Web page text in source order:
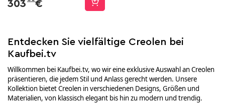
303 €
Entdecken Sie vielfältige Creolen bei
Kaufbei.tv
Willkommen bei Kaufbei.tv, wo wir eine exklusive Auswahl an Creolen
präsentieren, die jedem Stil und Anlass gerecht werden. Unsere
Kollektion bietet Creolen in verschiedenen Designs, Größen und
Materialien, von klassisch elegant bis hin zu modern und trendig.